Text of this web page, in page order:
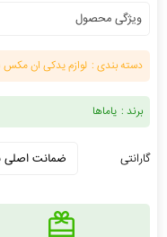
ویژگی محصول
دسته بندی : لوازم یدکی ان مکس 155(NMAX 155)
برند : یاماها
گارانتی